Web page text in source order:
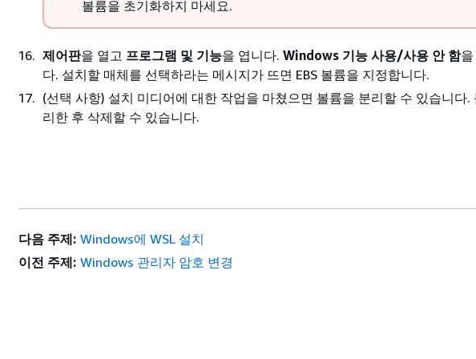
볼륨을 초기화하지 마세요.
제어판을 열고 프로그램 및 기능을 엽니다. Windows 기능 사용/사용 안 함을
다. 설치할 매체를 선택하라는 메시지가 뜨면 EBS 볼륨을 지정합니다.
(선택 사항) 설치 미디어에 대한 작업을 마쳤으면 볼륨을 분리할 수 있습니다.
리한 후 삭제할 수 있습니다.
다음 주제: Windows에 WSL 설치
이전 주제: Windows 관리자 암호 변경